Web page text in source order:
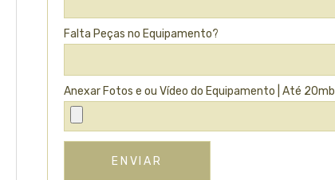
Falta Peças no Equipamento?
Anexar Fotos e ou Vídeo do Equipamento | Até 20mb